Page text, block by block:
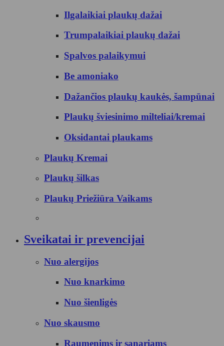
Ilgalaikiai plaukų dažai
Trumpalaikiai plaukų dažai
Spalvos palaikymui
Be amoniako
Dažančios plaukų kaukės, šampūnai
Plaukų šviesinimo milteliai/kremai
Oksidantai plaukams
Plaukų Kremai
Plaukų šilkas
Plaukų Priežiūra Vaikams
Sveikatai ir prevencijai
Nuo alergijos
Nuo knarkimo
Nuo šienligės
Nuo skausmo
Raumenims ir sanariams